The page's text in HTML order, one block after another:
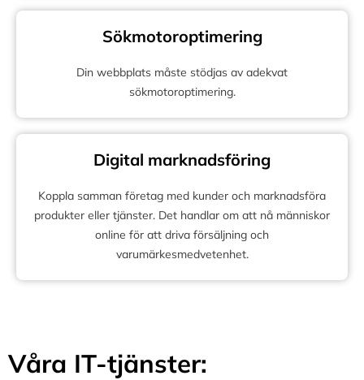
Sökmotoroptimering
Din webbplats måste stödjas av adekvat
sökmotoroptimering.
Digital marknadsföring
Koppla samman företag med kunder och marknadsföra
produkter eller tjänster. Det handlar om att nå människor
online för att driva försäljning och
varumärkesmedvetenhet.
Våra IT-tjänster: